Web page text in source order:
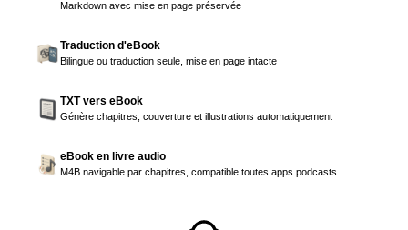
Markdown avec mise en page préservée
Traduction d'eBook
Bilingue ou traduction seule, mise en page intacte
TXT vers eBook
Génère chapitres, couverture et illustrations automatiquement
eBook en livre audio
M4B navigable par chapitres, compatible toutes apps podcasts